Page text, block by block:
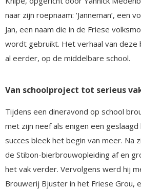
naar zijn roepnaam: ‘Janneman’, een
Jan, een naam die in de Friese
wordt gebruikt. Het verhaal van
al eerder, op de middelbare school.
Van schoolproject tot serieus
Tijdens een dineravond op school
met zijn neef als enigen een
succes bleek het begin van meer. Na
de Stibon-bierbrouwopleiding af en
het vak verder. Vervolgens werd hij
Brouwerij Bjuster in het Friese Grou,